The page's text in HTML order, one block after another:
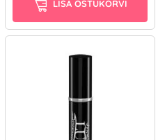
LISA OSTUKORVI